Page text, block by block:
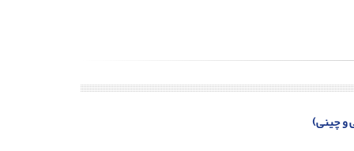
و چینی)